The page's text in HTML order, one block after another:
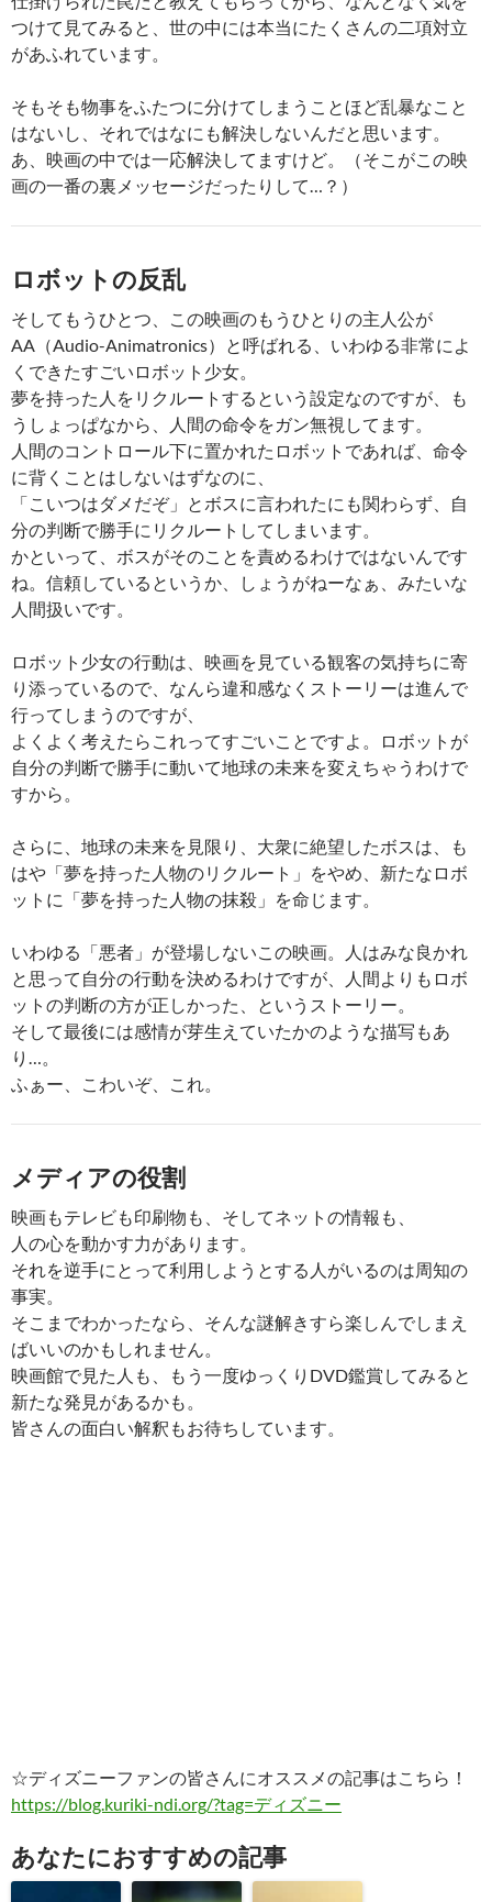
つけて見てみると、世の中には本当にたくさんの二項対立
があふれています。
そもそも物事をふたつに分けてしまうことほど乱暴なこと
はないし、それではなにも解決しないんだと思います。
あ、映画の中では一応解決してますけど。（そこがこの映
画の一番の裏メッセージだったりして…？）
ロボットの反乱
そしてもうひとつ、この映画のもうひとりの主人公が
AA（Audio-Animatronics）と呼ばれる、いわゆる非常によ
くできたすごいロボット少女。
夢を持った人をリクルートするという設定なのですが、も
うしょっぱなから、人間の命令をガン無視してます。
人間のコントロール下に置かれたロボットであれば、命令
に背くことはしないはずなのに、
「こいつはダメだぞ」とボスに言われたにも関わらず、自
分の判断で勝手にリクルートしてしまいます。
かといって、ボスがそのことを責めるわけではないんです
ね。信頼しているというか、しょうがねーなぁ、みたいな
人間扱いです。
ロボット少女の行動は、映画を見ている観客の気持ちに寄
り添っているので、なんら違和感なくストーリーは進んで
行ってしまうのですが、
よくよく考えたらこれってすごいことですよ。ロボットが
自分の判断で勝手に動いて地球の未来を変えちゃうわけで
すから。
さらに、地球の未来を見限り、大衆に絶望したボスは、も
はや「夢を持った人物のリクルート」をやめ、新たなロボ
ットに「夢を持った人物の抹殺」を命じます。
いわゆる「悪者」が登場しないこの映画。人はみな良かれ
と思って自分の行動を決めるわけですが、人間よりもロボ
ットの判断の方が正しかった、というストーリー。
そして最後には感情が芽生えていたかのような描写もあ
り…。
ふぁー、こわいぞ、これ。
メディアの役割
映画もテレビも印刷物も、そしてネットの情報も、
人の心を動かす力があります。
それを逆手にとって利用しようとする人がいるのは周知の
事実。
そこまでわかったなら、そんな謎解きすら楽しんでしまえ
ばいいのかもしれません。
映画館で見た人も、もう一度ゆっくりDVD鑑賞してみると
新たな発見があるかも。
皆さんの面白い解釈もお待ちしています。
☆ディズニーファンの皆さんにオススメの記事はこちら！
https://blog.kuriki-ndi.org/?tag=ディズニー
あなたにおすすめの記事